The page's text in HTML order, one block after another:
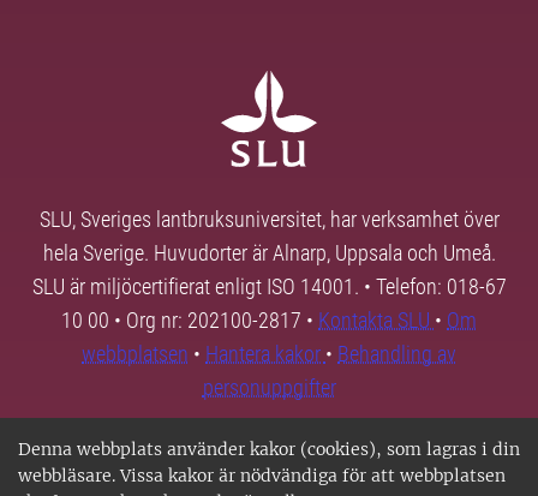
Denna webbplats använder kakor (cookies), som lagras i din
webbläsare. Vissa kakor är nödvändiga för att webbplatsen
SLU, Sveriges lantbruksuniversitet, har verksamhet över
hela Sverige. Huvudorter är Alnarp, Uppsala och Umeå.
SLU är miljöcertifierat enligt ISO 14001. • Telefon: 018-67
10 00 • Org nr: 202100-2817 • Kontakta SLU • Om
webbplatsen • Hantera kakor • Behandling av
personuppgifter